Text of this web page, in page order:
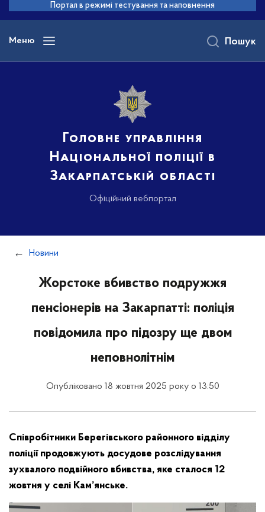
основного
вмісту
Портал в режимі тестування та наповнення
Меню
Головне управління
Національної поліції в
Закарпатській області
Офіційний вебпортал
Пошук
Новини
Жорстоке вбивство подружжя
пенсіонерів на Закарпатті: поліція
повідомила про підозру ще двом
неповнолітнім
Опубліковано 18 жовтня 2025 року о 13:50
Співробітники Берегівського районного відділу
поліції продовжують досудове розслідування
зухвалого подвійного вбивства, яке сталося 12
жовтня у селі Кам’янське.